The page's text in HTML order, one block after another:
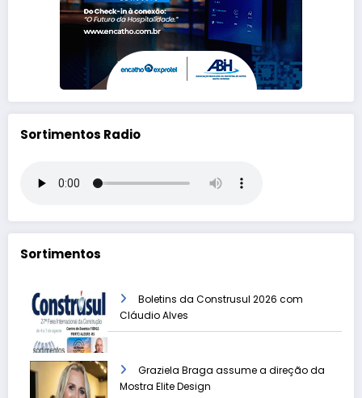
Sortimentos Radio
Sortimentos
Boletins da Construsul 2026 com
Cláudio Alves
Graziela Braga assume a direção da
Mostra Elite Design